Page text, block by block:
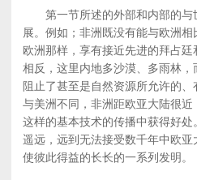
第一节所述的外部和内部的与
展。例如；非洲既没有能与欧洲
欧洲那样，享有接近先进的拜占廷
相反，这里内地多沙漠、多雨林
阻止了甚至是自然资源所允许的、
与美洲不同，非洲距欧亚大陆很
这样的基本技术的传播中获得好
遥远，远到无法接受数千年中欧亚
使彼此得益的长长的一系列发明。